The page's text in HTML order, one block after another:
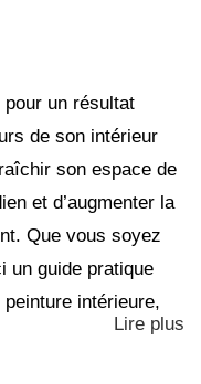
pour un résultat
de son intérieur
son espace de
et d’augmenter la
Que vous soyez
un guide pratique
intérieure,
Lire plus